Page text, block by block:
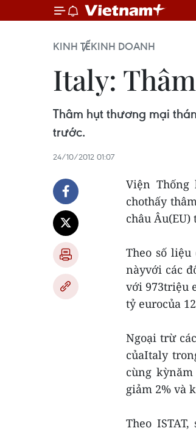
KINH TẾKINH DOANH
Italy:
Thâm hụt thương mại
trước.
24/10/2012 01:07
Viện Thống
chothấy
châu
Theo số liệu
nàyvới các
với 973triệu
tỷ eurocủa
Ngoại trừ
củaItaly
cùng
giảm 2% và
Theo